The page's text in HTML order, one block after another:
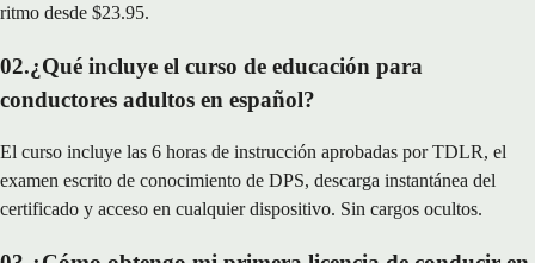
ritmo desde $23.95.
02.¿Qué incluye el curso de educación para
conductores adultos en español?
El curso incluye las 6 horas de instrucción aprobadas por TDLR, el
examen escrito de conocimiento de DPS, descarga instantánea del
certificado y acceso en cualquier dispositivo. Sin cargos ocultos.